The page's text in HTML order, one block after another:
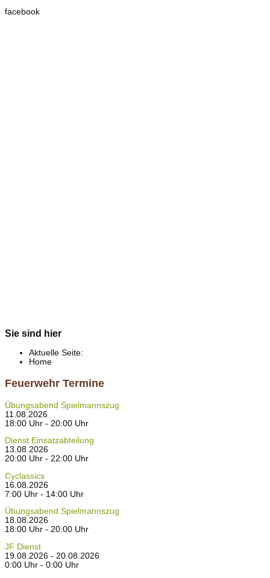
facebook
Sie sind hier
Aktuelle Seite:
Home
Feuerwehr Termine
Übungsabend Spielmannszug
11.08.2026
18:00 Uhr - 20:00 Uhr
Dienst Einsatzabteilung
13.08.2026
20:00 Uhr - 22:00 Uhr
Cyclassics
16.08.2026
7:00 Uhr - 14:00 Uhr
Übungsabend Spielmannszug
18.08.2026
18:00 Uhr - 20:00 Uhr
JF Dienst
19.08.2026 - 20.08.2026
0:00 Uhr - 0:00 Uhr